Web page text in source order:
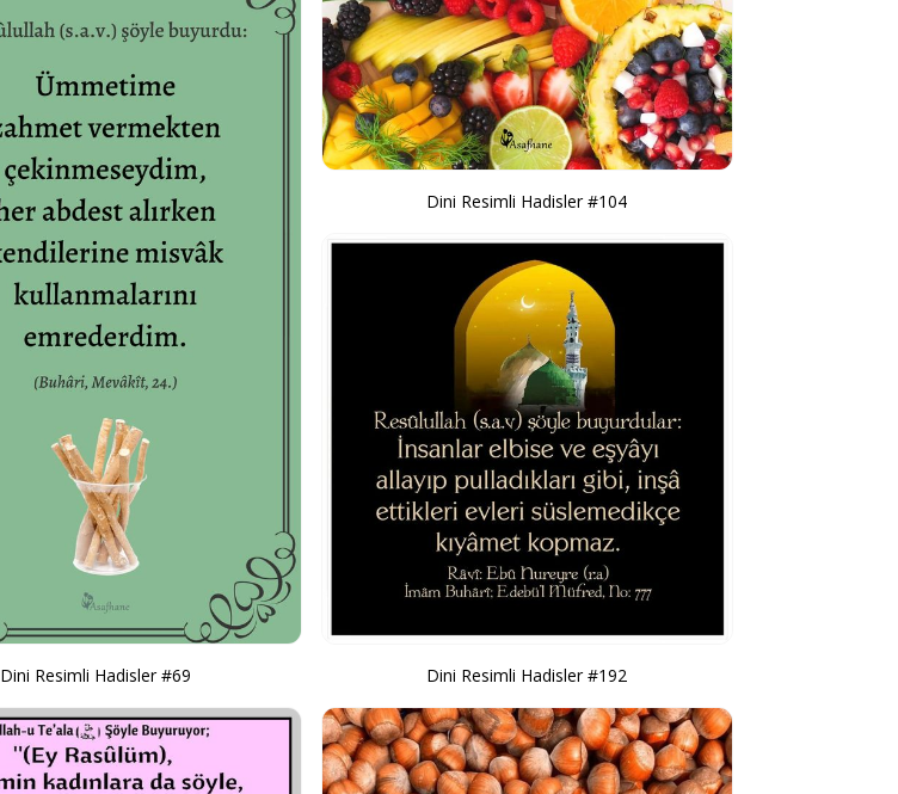
Dini Resimli Hadisler #69
Dini Resimli Hadisler #104
Dini Resimli Hadisler #192